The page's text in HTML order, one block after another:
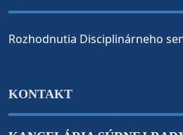
Rozhodnutia Disciplinárneho
KONTAKT